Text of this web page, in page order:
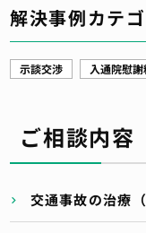
解決事例カテ
示談交渉 入通院慰
ご相談内容
交通事故の治療（